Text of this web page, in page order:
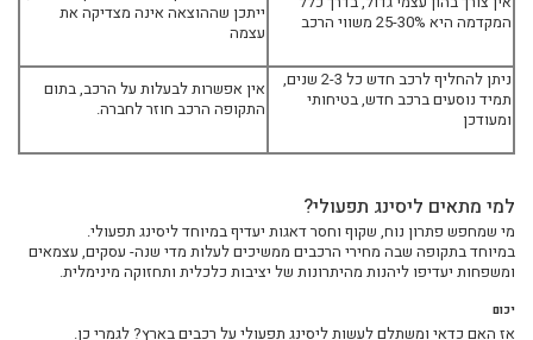
מה הופך פתרון תחבורה למשתלם באמת לאורך זמן
איך לבחור את מסלול הליסינג שמתאים לשלב שבו העסק שלכם נמצא
כך תנהלו צי רכבים בצורה חכמה ותחסכו בעלויות לאורך זמן
ליסינג עסקי לטסלה: 5 דברים שכדאי לכם לדעת
כל היתרונות של ליסינג עסקי לטסלה במקום רכישת רכב
המקדמה היא 25-30% משווי הרכב
ייתכן שההוצאה אינה מצדיקה את
עצמה
ניתן להחליף לרכב חדש כל 2-3 שנים,
תמיד נוסעים ברכב חדש, בטיחותי
ומעודכן
אין אפשרות לבעלות על הרכב, בתום
התקופה הרכב חוזר לחברה.
למי מתאים ליסינג תפעולי?
מי שמחפש פתרון נוח, שקוף וחסר דאגות יעדיף במיוחד ליסינג תפעולי.
במיוחד בתקופה שבה מחירי הרכבים ממשיכים לעלות מדי שנה- עסקים, עצמאים
ומשפחות יעדיפו ליהנות מהיתרונות של יציבות כלכלית ותחזוקה מינימלית.
יכום
אז האם כדאי ומשתלם לעשות ליסינג תפעולי על רכבים בארץ? לגמרי כן.